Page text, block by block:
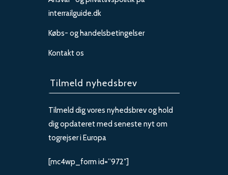
interrailguide.dk
Købs- og handelsbetingelser
Kontakt os
Tilmeld nyhedsbrev
Tilmeld dig vores nyhedsbrev og hold
dig opdateret med seneste nyt om
togrejser i Europa
[mc4wp_form id=”972″]